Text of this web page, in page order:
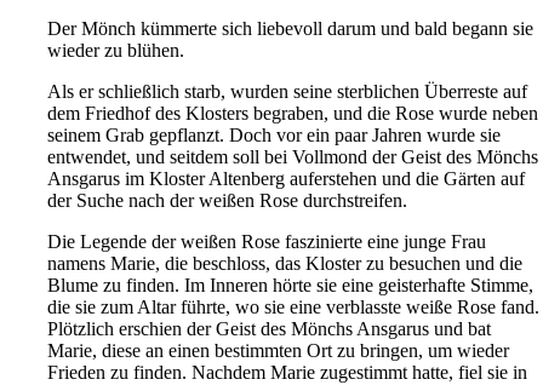
Der Mönch kümmerte sich liebevoll darum und bald begann sie
wieder zu blühen.
Als er schließlich starb, wurden seine sterblichen Überreste auf
dem Friedhof des Klosters begraben, und die Rose wurde neben
seinem Grab gepflanzt. Doch vor ein paar Jahren wurde sie
entwendet, und seitdem soll bei Vollmond der Geist des Mönchs
Ansgarus im Kloster Altenberg auferstehen und die Gärten auf
der Suche nach der weißen Rose durchstreifen.
Die Legende der weißen Rose faszinierte eine junge Frau
namens Marie, die beschloss, das Kloster zu besuchen und die
Blume zu finden. Im Inneren hörte sie eine geisterhafte Stimme,
die sie zum Altar führte, wo sie eine verblasste weiße Rose fand.
Plötzlich erschien der Geist des Mönchs Ansgarus und bat
Marie, diese an einen bestimmten Ort zu bringen, um wieder
Frieden zu finden. Nachdem Marie zugestimmt hatte, fiel sie in